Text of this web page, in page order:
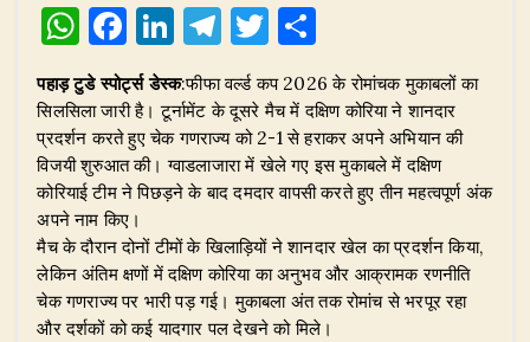
W
h
at
s
A
p
p
F
a
c
e
b
o
o
k
Li
n
k
e
dI
n
T
el
e
g
ra
m
T
it
te
r
h
ar
e
पहाड़ टुडे स्पोर्ट्स डेस्क:फीफा वर्ल्ड कप 2026 के रोमांचक मुकाबलों का
सिलसिला जारी है। टूर्नामेंट के दूसरे मैच में दक्षिण कोरिया ने शानदार
प्रदर्शन करते हुए चेक गणराज्य को 2-1 से हराकर अपने अभियान की
विजयी शुरुआत की। ग्वाडलाजारा में खेले गए इस मुकाबले में दक्षिण
कोरियाई टीम ने पिछड़ने के बाद दमदार वापसी करते हुए तीन महत्वपूर्ण अंक
अपने नाम किए।
मैच के दौरान दोनों टीमों के खिलाड़ियों ने शानदार खेल का प्रदर्शन किया,
लेकिन अंतिम क्षणों में दक्षिण कोरिया का अनुभव और आक्रामक रणनीति
चेक गणराज्य पर भारी पड़ गई। मुकाबला अंत तक रोमांच से भरपूर रहा
और दर्शकों को कई यादगार पल देखने को मिले।